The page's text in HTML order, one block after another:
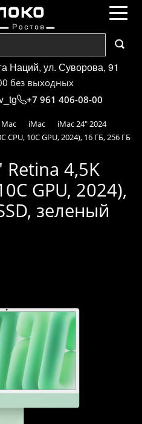
Наций, ул. Суворова, 91
без выходных
+7 961 406-08-00
Mac iMac
iMac 24" 2024
CPU, 10C GPU, 2024), 16 ГБ, 256 ГБ
4,5K
GPU, 2024),
зеленый